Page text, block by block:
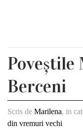
Berceni
Scris de Marilena, in
din vremuri vechi